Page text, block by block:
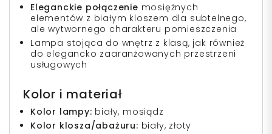
Eleganckie połączenie mosiężnych
elementów z białym kloszem dla subtelnego,
ale wytwornego charakteru pomieszczenia
Lampa stojąca do wnętrz z klasą, jak również
do elegancko zaaranżowanych przestrzeni
usługowych
Kolor i materiał
Kolor lampy: biały, mosiądz
Kolor klosza/abażuru: biały, złoty